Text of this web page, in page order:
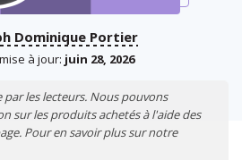
Dominique Portier
à jour: juin 28, 2026
par les lecteurs. Nous pouvons
sur les produits achetés à l'aide des
Pour en savoir plus sur notre